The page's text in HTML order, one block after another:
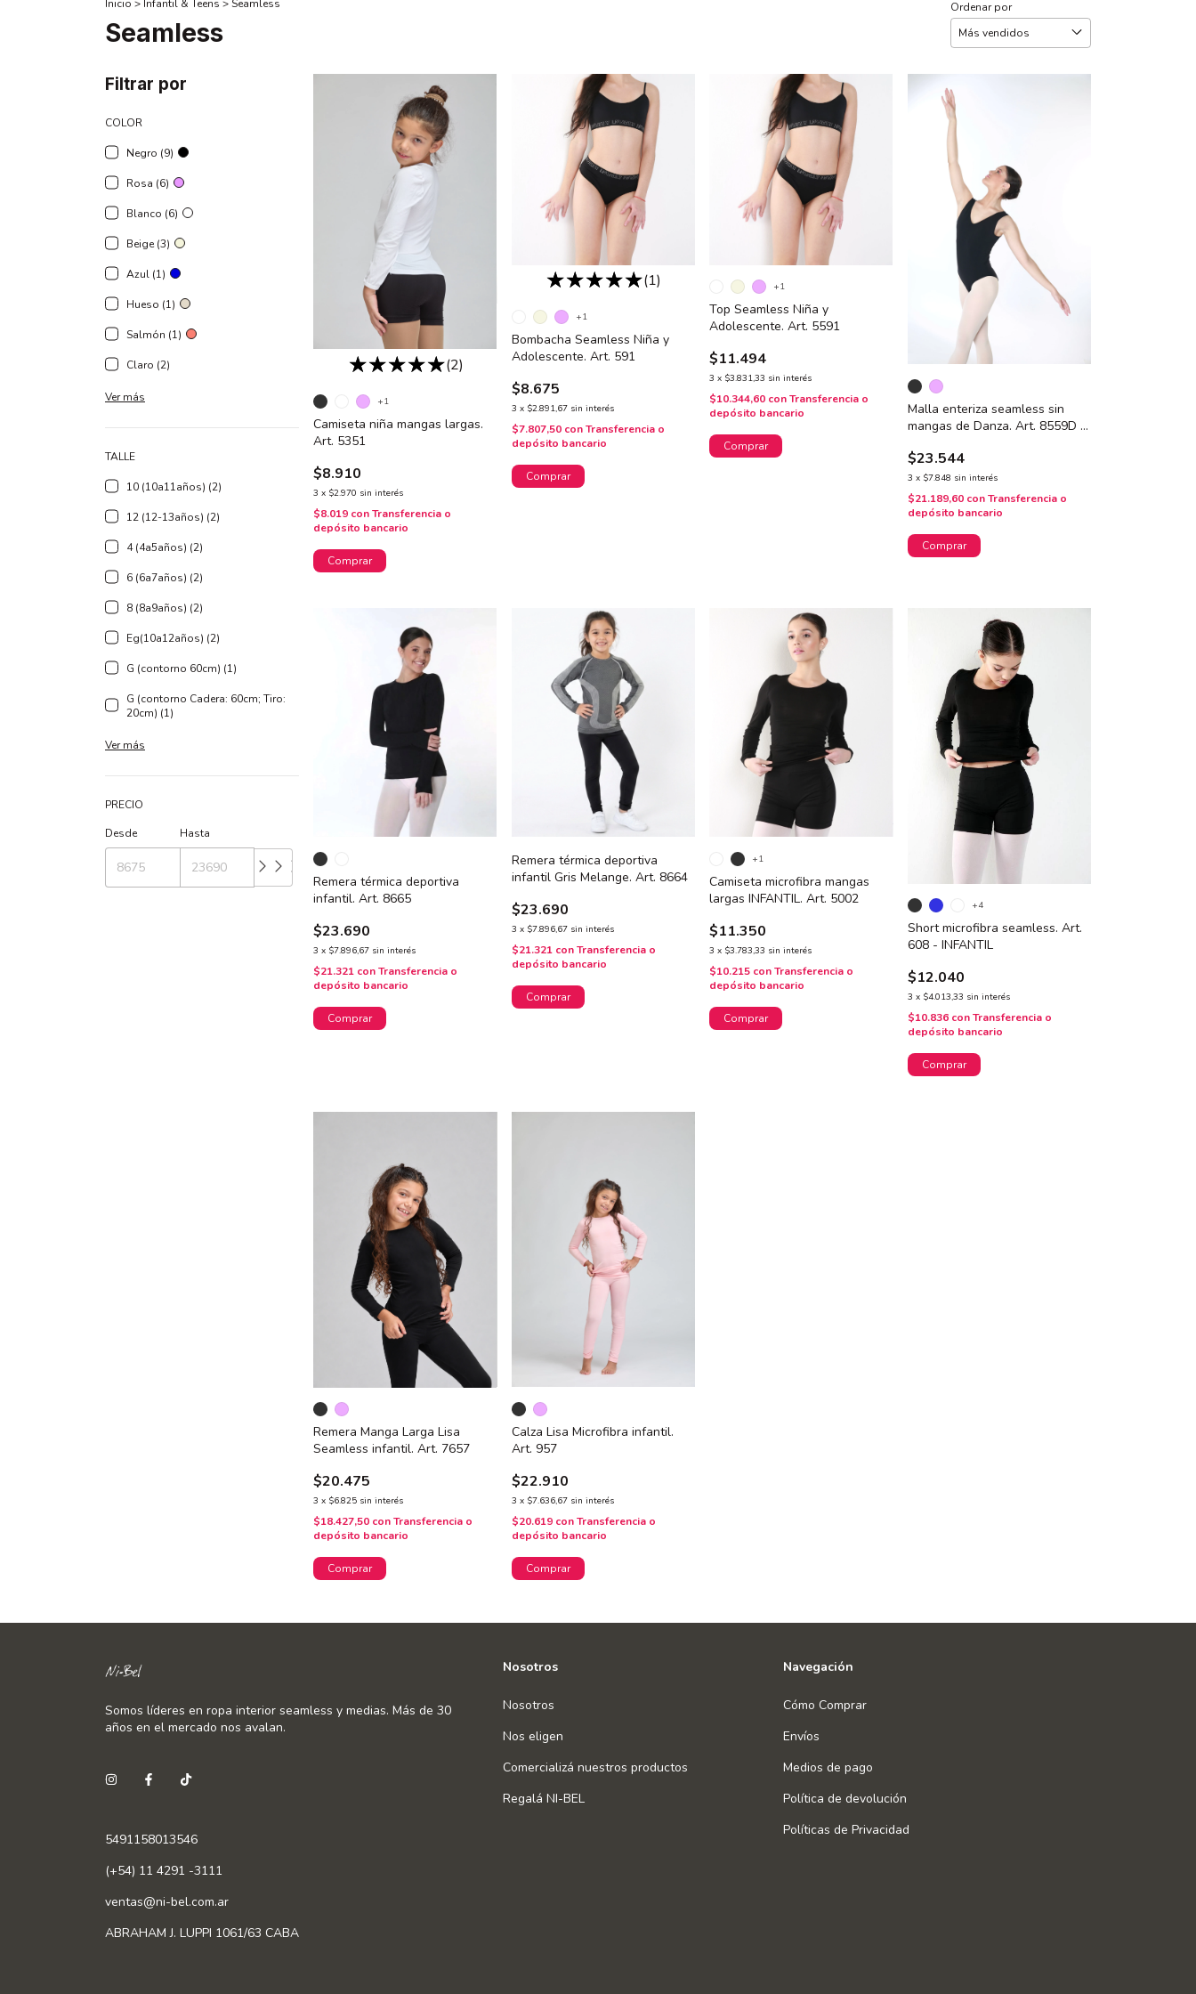
Inicio > Infantil & Teens >Seamless
Seamless
Ordenar por
Filtrar por
COLOR
Negro (9)
Rosa (6)
Blanco (6)
Beige (3)
Azul (1)
Hueso (1)
Salmón (1)
Claro (2)
Ver más
TALLE
10 (10a11años) (2)
12 (12-13años) (2)
4 (4a5años) (2)
6 (6a7años) (2)
8 (8a9años) (2)
Eg(10a12años) (2)
G (contorno 60cm) (1)
G (contorno Cadera: 60cm; Tiro:
20cm) (1)
Ver más
PRECIO
Desde
Hasta
(2)
Camiseta niña mangas largas.
Art. 5351
$8.910
3 x $2.970 sin interés
$8.019 con Transferencia o
depósito bancario
+1
Comprar
(1)
Bombacha Seamless Niña y
Adolescente. Art. 591
$8.675
3 x $2.891,67 sin interés
$7.807,50 con Transferencia o
depósito bancario
+1
Comprar
Top Seamless Niña y
Adolescente. Art. 5591
$11.494
3 x $3.831,33 sin interés
$10.344,60 conTransferencia o
depósito bancario
+1
Comprar
Malla enteriza seamless sin
mangas de Danza. Art. 8559D -
$23.544
3 x $7.848 sin interés
$21.189,60 con Transferencia o
depósito bancario
Comprar
Remera térmica deportiva
infantil. Art. 8665
$23.690
3 x $7.896,67 sin interés
$21.321 con Transferencia o
depósito bancario
Comprar
Remera térmica deportiva
infantil Gris Melange. Art. 8664
$23.690
3 x $7.896,67 sin interés
$21.321 con Transferencia o
depósito bancario
Comprar
Camiseta microfibra mangas
largas INFANTIL. Art. 5002
$11.350
3 x $3.783,33 sin interés
$10.215 conTransferencia o
depósito bancario
+1
Comprar
Short microfibra seamless. Art.
608 - INFANTIL
$12.040
3 x $4.013,33 sin interés
$10.836 con Transferencia o
depósito bancario
+4
Comprar
Remera Manga Larga Lisa
Seamless infantil. Art. 7657
$20.475
3 x $6.825 sin interés
$18.427,50 con Transferencia o
depósito bancario
Comprar
Calza Lisa Microfibra infantil.
Art. 957
$22.910
3 x $7.636,67 sin interés
$20.619 con Transferencia o
depósito bancario
Comprar
Somos líderes en ropa interior seamless y medias. Más de 30
años en el mercado nos avalan.
5491158013546
(+54) 11 4291 -3111
ventas@ni-bel.com.ar
ABRAHAM J. LUPPI 1061/63 CABA
Nosotros
Nosotros
Nos eligen
Comercializá nuestros productos
Regalá NI-BEL
Navegación
Cómo Comprar
Envíos
Medios de pago
Política de devolución
Políticas de Privacidad